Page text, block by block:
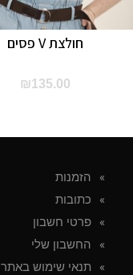
חולצת V פסים
₪135.00
הזמנות
כתובות
פרטי חשבון
החשבון שלי
תנאי שימוש באתר